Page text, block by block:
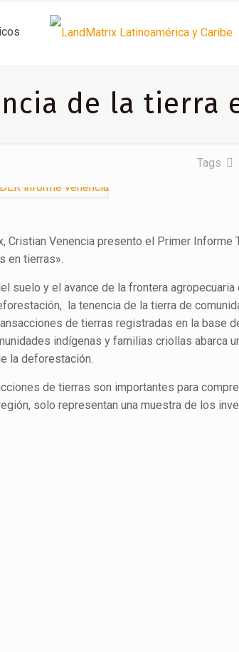
de la tierra
Tags
Cristian Venencia presento el Primer Informe
en tierras».
suelo y el avance de la frontera agropecuaria
la tenencia de la tierra de
de tierras registradas en la base
indígenas y familias criollas abarca
la deforestación.
de tierras son importantes para
solo representan una muestra de los